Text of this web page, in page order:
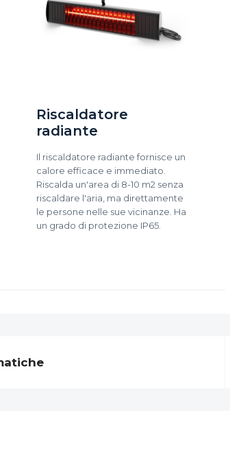
Riscaldatore
radiante
Il riscaldatore radiante fornisce un
calore efficace e immediato.
Riscalda un'area di 8-10 m2 senza
riscaldare l'aria, ma direttamente
le persone nelle sue vicinanze. Ha
un grado di protezione IP65.